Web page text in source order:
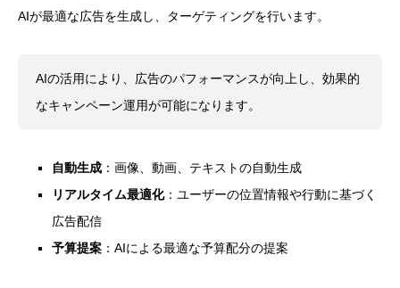
AIが最適な広告を生成し、ターゲティングを行います。
AIの活用により、広告のパフォーマンスが向上し、効果的
なキャンペーン運用が可能になります。
自動生成 ：画像、動画、テキストの自動生成
リアルタイム最適化：ユーザーの位置情報や行動に基づく
広告配信
予算提案 ：AIによる最適な予算配分の提案